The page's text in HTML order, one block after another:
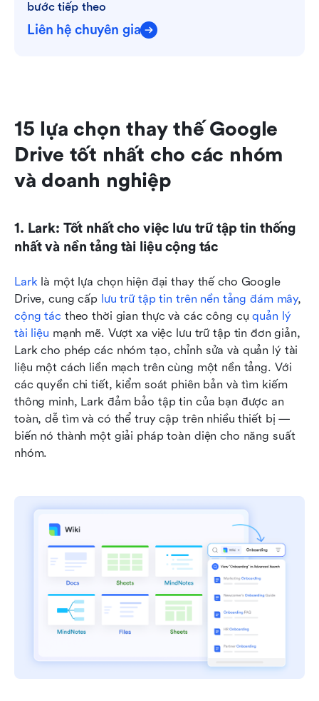
bước tiếp theo
Liên hệ chuyên gia
15 lựa chọn thay thế Google
Drive tốt nhất cho các nhóm
và doanh nghiệp
1. Lark: Tốt nhất cho việc lưu trữ tập tin thống
nhất và nền tảng tài liệu cộng tác
Lark là một lựa chọn hiện đại thay thế cho Google
Drive, cung cấp lưu trữ tập tin trên nền tảng đám mây
cộng tác theo thời gian thực và các công cụ quản lý
tài liệu mạnh mẽ. Vượt xa việc lưu trữ tập tin đơn giản,
Lark cho phép các nhóm tạo, chỉnh sửa và quản lý tài
liệu một cách liền mạch trên cùng một nền tảng. Với
các quyền chi tiết, kiểm soát phiên bản và tìm kiếm
thông minh, Lark đảm bảo tập tin của bạn được an
toàn, dễ tìm và có thể truy cập trên nhiều thiết bị —
biến nó thành một giải pháp toàn diện cho năng suất
nhóm.